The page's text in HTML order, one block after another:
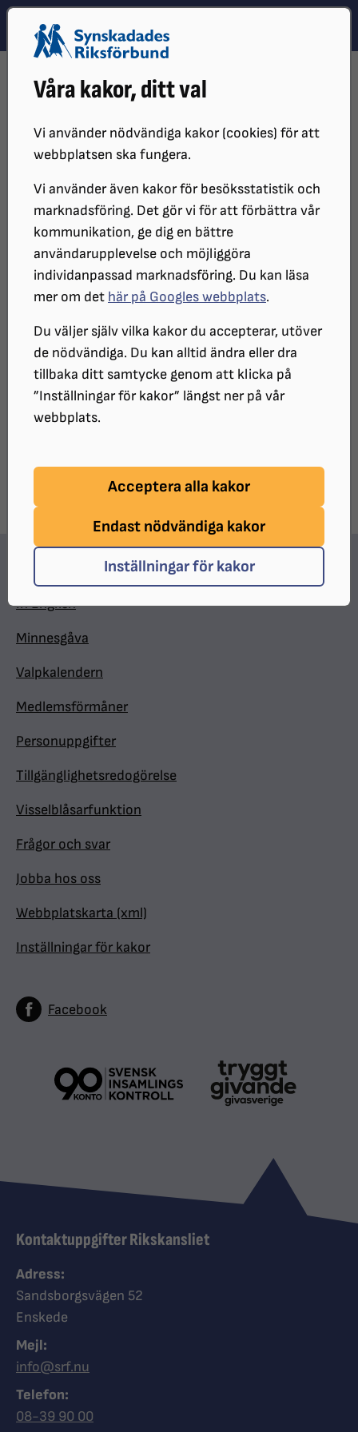
Våra kakor, ditt val
Vi använder nödvändiga kakor (cookies) för att
webbplatsen ska fungera.
Vi använder även kakor för besöksstatistik och
marknadsföring. Det gör vi för att förbättra vår
kommunikation, ge dig en bättre
användarupplevelse och möjliggöra
individanpassad marknadsföring. Du kan läsa
mer om det här på Googles webbplats.
Du väljer själv vilka kakor du accepterar, utöver
de nödvändiga. Du kan alltid ändra eller dra
tillbaka ditt samtycke genom att klicka på
”Inställningar för kakor” längst ner på vår
webbplats.
Acceptera alla kakor
Endast nödvändiga kakor
Inställningar för kakor
Hoppa till innehåll
Hoppa till hitta snabbt
DISTRIKT
SRF BOHUSLÄN MEDLEMSBLAD
2021
Under 2021 utkom distriktet med tre
nummer av medlemsbladet.
SRF Bohusläns medlemsblad nr 1 2021
SRF Bohusläns medlemsblad nr 2 2021
SRF Bohusläns medlemsblad nr 3 2021
UPPDATERAT:
In English
Minnesgåva
Valpkalendern
Medlemsförmåner
Personuppgifter
Tillgänglighetsredogörelse
Visselblåsarfunktion
Frågor och svar
Jobba hos oss
Webbplatskarta (xml)
Inställningar för kakor
Facebook
Kontaktuppgifter Rikskansliet
Adress:
Sandsborgsvägen 52
Enskede
Mejl:
info@srf.nu
Telefon:
Ring Synskadades riksförbund
08-39 90 00